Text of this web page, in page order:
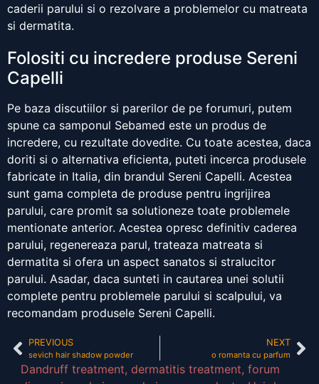
caderii parului si o rezolvare a problemelor cu matreata
si dermatita.
Folositi cu incredere produse Sereni
Capelli
Pe baza discutiilor si parerilor de pe forumuri, putem
spune ca samponul Sebamed este un produs de
incredere, cu rezultate dovedite. Cu toate acestea, daca
doriti si o alternativa eficienta, puteti incerca produsele
fabricate in Italia, din brandul Sereni Capelli. Acestea
sunt gama completa de produse pentru ingrijirea
parului, care promit sa solutioneze toate problemele
mentionate anterior. Acestea opresc definitiv caderea
parului, regenereaza parul, trateaza matreata si
dermatita si ofera un aspect sanatos si stralucitor
parului. Asadar, daca sunteti in cautarea unei solutii
complete pentru problemele parului si scalpului, va
recomandam produsele Sereni Capelli.
PREVIOUS
sevich hair shadow powder
NEXT
o romanta cu parfum
Dandruff treatment, dermatitis treatment, forum